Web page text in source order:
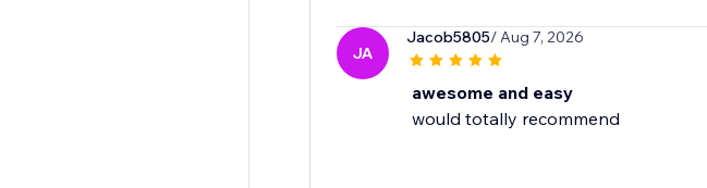
JA
Jacob5805/ Aug 7, 2026
awesome and easy
would totally recommend